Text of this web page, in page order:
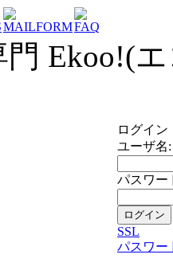
MAILFORMFAQ
Ekoo!(
ログイン
ユーザ名:
パスワー
SSL
パスワー